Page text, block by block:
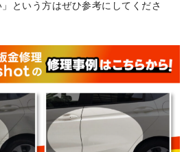
という方はぜひ参考にしてくださ